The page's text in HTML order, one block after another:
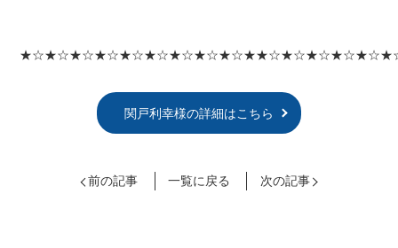
関戸利幸様の詳細はこちら
前の記事 一覧に戻る 次の記事